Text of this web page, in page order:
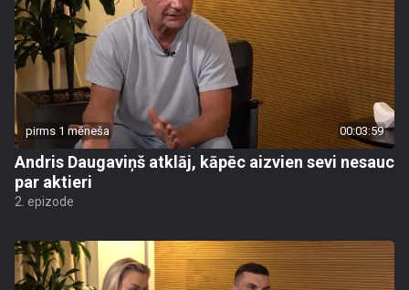
pirms 1 mēneša 00:03:59
Andris Daugaviņš atklāj, kāpēc aizvien sevi nesauc
par aktieri
2. epizode